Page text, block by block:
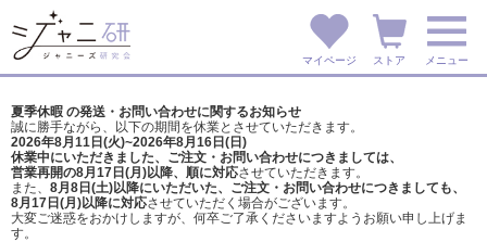
マイページ ストア メニュー
夏季休暇 の発送・お問い合わせに関するお知らせ
誠に勝手ながら、以下の期間を休業とさせていただきます。
2026年8月11日(火)~2026年8月16日(日)
休業中にいただきました、ご注文・お問い合わせにつきましては、
営業再開の8月17日(月)以降、順に対応させていただきます。
また、 8月8日(土)以降にいただいた、ご注文・ お問い合わせにつきましても、
8月17日(月)以降に対応させていただく場合がございます。
大変ご迷惑をおかけしますが、 何卒ご了承くださいますようお願い申し上げま
す。